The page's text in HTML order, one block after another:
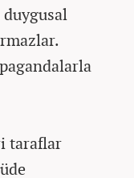
taraflar